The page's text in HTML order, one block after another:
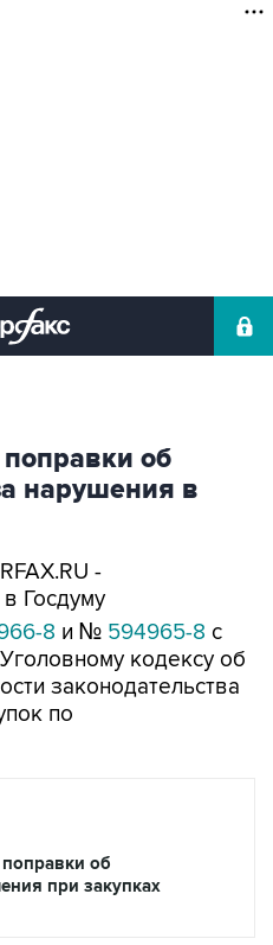
об
нарушения в
-
Госдуму
8 и № 594965-8 с
кодексу об
законодательства
по
об
при закупках